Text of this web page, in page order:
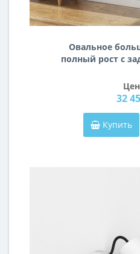
Овальное
полный рост с
32
Купить